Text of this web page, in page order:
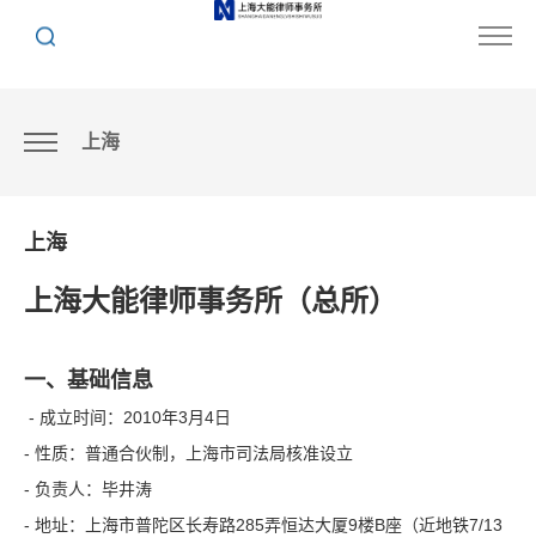
上海
上海
上海大能律师事务所（总所）
一、基础信息
- 成立时间：2010年3月4日
- 性质：普通合伙制，上海市司法局核准设立
- 负责人：毕井涛
- 地址：上海市普陀区长寿路285弄恒达大厦9楼B座（近地铁7/13